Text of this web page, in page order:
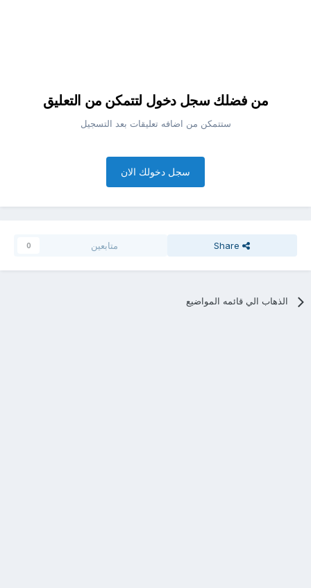
من فضلك سجل دخول لتتمكن من التعليق
ستتمكن من اضافه تعليقات بعد التسجيل
سجل دخولك الان
Share متابعين 0
الذهاب الي قائمه المواضيع